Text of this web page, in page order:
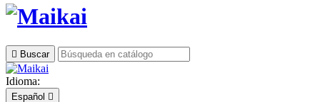
 Buscar
Idioma:
Español 